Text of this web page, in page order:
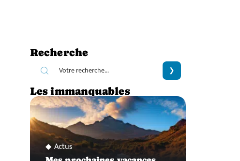
Recherche
Les immanquables
Actus